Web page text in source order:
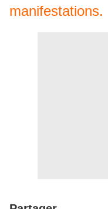
manifestations.